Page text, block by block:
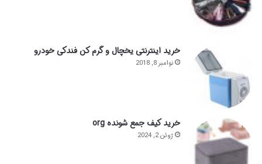
خرید اینترنتی یخچال و گرم کن فندکی خودرو
نوامبر 8, 2018
خرید کیف جمع شونده org
ژوئن 2, 2024